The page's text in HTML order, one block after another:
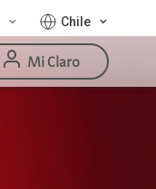
Chile
Mi Claro